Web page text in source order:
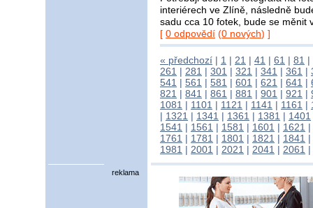
interiérech ve Zlíně, následně
sadu cca 10 fotek, bude se měnit
[ 0 odpovědí (0 nových) ]
« předchozí | 1 | 21 | 41 | 61 | 81 |
261 | 281 | 301 | 321 | 341 | 361 |
541 | 561 | 581 | 601 | 621 | 641 |
821 | 841 | 861 | 881 | 901 | 921 |
1081 | 1101 | 1121 | 1141 | 1161 |
| 1321 | 1341 | 1361 | 1381 | 1401
1541 | 1561 | 1581 | 1601 | 1621 |
1761 | 1781 | 1801 | 1821 | 1841 |
1981 | 2001 | 2021 | 2041 | 2061 |
reklama